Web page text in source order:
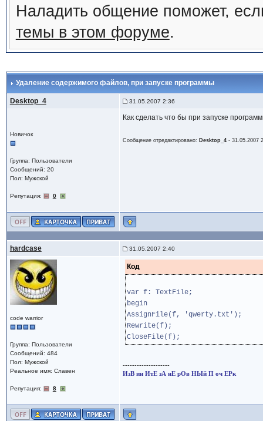
Наладить общение поможет,
темы в этом форуме.
Удаление содержимого файлов, при запуске программы
Desktop_4 31.05.2007 2:36
Новичок
Группа: Пользователи
Сообщений: 20
Пол: Мужской
Репутация: 0
Как сделать что бы при запуске
Сообщение отредактировано: Desktop_4- 31.05.2007
hardcase 31.05.2007 2:40
code warrior
Группа: Пользователи
Сообщений: 484
Пол: Мужской
Реальное имя: Славен
Репутация: 8
Код
var f: TextFile;
begin
AssignFile(f, 'qwerty.txt');
Rewrite(f);
CloseFile(f);
--------------------
ИзВ ин ИтЕ зА нЕ рОв НЫй П оч ЕРк